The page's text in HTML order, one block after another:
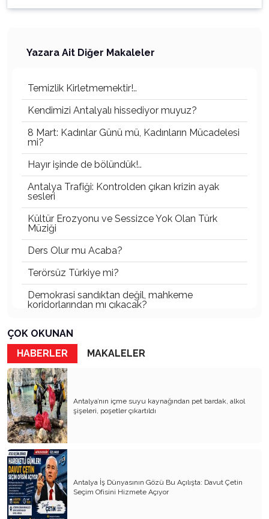
Yazara Ait Diğer Makaleler
Temizlik Kirletmemektir!..
Kendimizi Antalyalı hissediyor muyuz?
8 Mart: Kadınlar Günü mü, Kadınların Mücadelesi
mi?
Hayır işinde de bölündük!..
Antalya Trafiği: Kontrolden çıkan krizin ayak
sesleri
Kültür Erozyonu ve Sessizce Yok Olan Türk
Müziği
Ders Olur mu Acaba?
Terörsüz Türkiye mi?
Demokrasi sandıktan değil, mahkeme
koridorlarından mı çıkacak?
Gazetecinin kaderi!..
Turizmde Herşey Dahil Sistemi tartışılmalı
MB Başkanı ve Şimşek’e
Padişahın Vergi Deneyi!..
Erdoğan ve Özel’e açık mektup!..
Bahçeli siyasetin zirvesine oturdu!..
Artık yeter!.. Başka Antalya yok!..
Milli Eğitim cemaatlere mi teslim ediliyor?
Liyakatın Gözyaşları!..
ÇOK OKUNAN
HABERLER
MAKALELER
Antalya’nın içme suyu kaynağından pet bardak, alkol
şişeleri, poşetler çıkartıldı
Antalya İş Dünyasının Gözü Bu Açılışta: Davut Çetin
Seçim Ofisini Hizmete Açıyor